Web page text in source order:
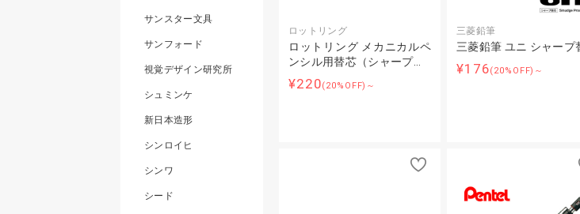
ロットリング
ロットリング メカニカルペ
ンシル用替芯（シャープ…
¥220(20%OFF)～
三菱鉛筆
三菱鉛筆 ユニ シャープ
¥176(20%OFF)～
サンスター文具
サンフォード
視覚デザイン研究所
シュミンケ
新日本造形
シンロイヒ
シンワ
シード